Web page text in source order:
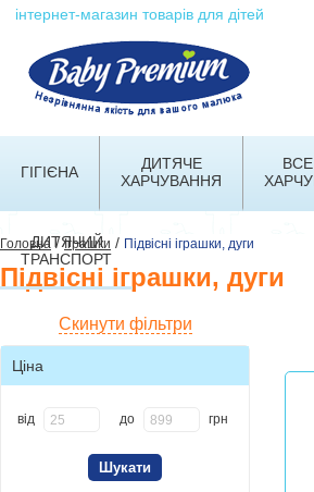
інтернет-магазин товарів для дітей
ГІГІЄНА
ДИТЯЧЕ
ХАРЧУВАННЯ
ДИТЯЧИЙ
ТРАНСПОРТ
Головна/Іграшки / Підвісні іграшки, дуги
Підвісні іграшки, дуги
Скинути фільтри
Ціна
від до грн